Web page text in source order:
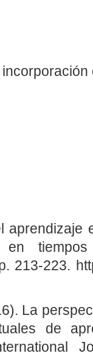
aprendizaje
213-223.
La
de